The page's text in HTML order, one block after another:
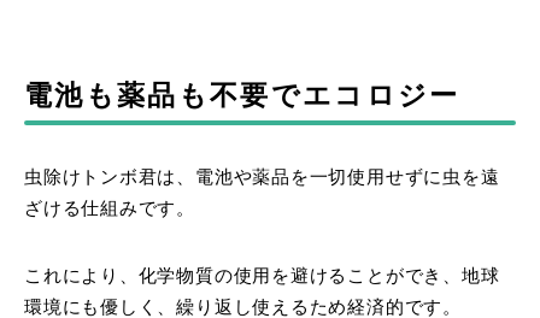
電池も薬品も不要でエコロジー
虫除けトンボ君は、電池や薬品を一切使用せずに虫を遠
ざける仕組みです。
これにより、化学物質の使用を避けることができ、地球
環境にも優しく、繰り返し使えるため経済的です。